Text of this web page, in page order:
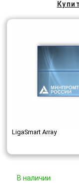
LigaSmart Array
В наличии